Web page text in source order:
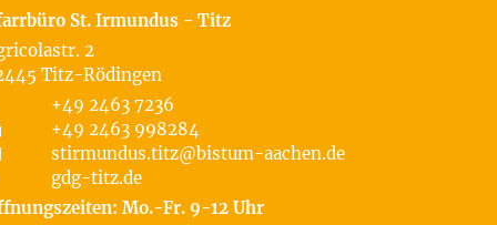
St. Irmundus - Titz
2
Titz-Rödingen
+49 2463 7236
+49 2463 998284
stirmundus.titz@bistum-aachen.de
gdg-titz.de
Mo.-Fr. 9-12 Uhr